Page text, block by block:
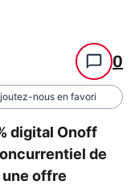
0
nous en favori
digital Onoff
de
une offre